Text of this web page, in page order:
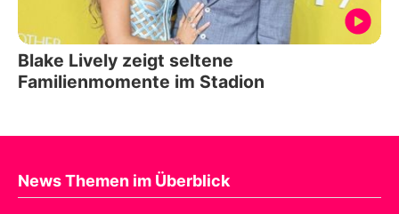
Blake Lively zeigt seltene
Familienmomente im Stadion
News Themen im Überblick